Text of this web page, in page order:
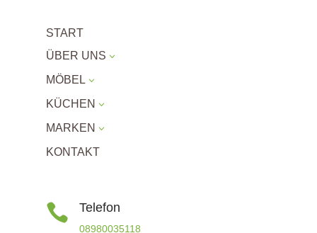
START
ÜBER UNS 3
MÖBEL 3
KÜCHEN 3
MARKEN 3
KONTAKT
 Telefon
08980035118